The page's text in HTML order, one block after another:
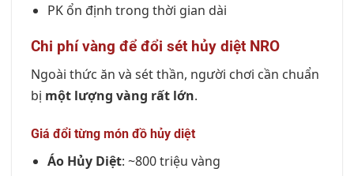
PK ổn định trong thời gian dài
Chi phí vàng để đổi sét hủy diệt NRO
Ngoài thức ăn và sét thần, người chơi cần chuẩn
bị một lượng vàng rất lớn.
Giá đổi từng món đồ hủy diệt
Áo Hủy Diệt: ~800 triệu vàng